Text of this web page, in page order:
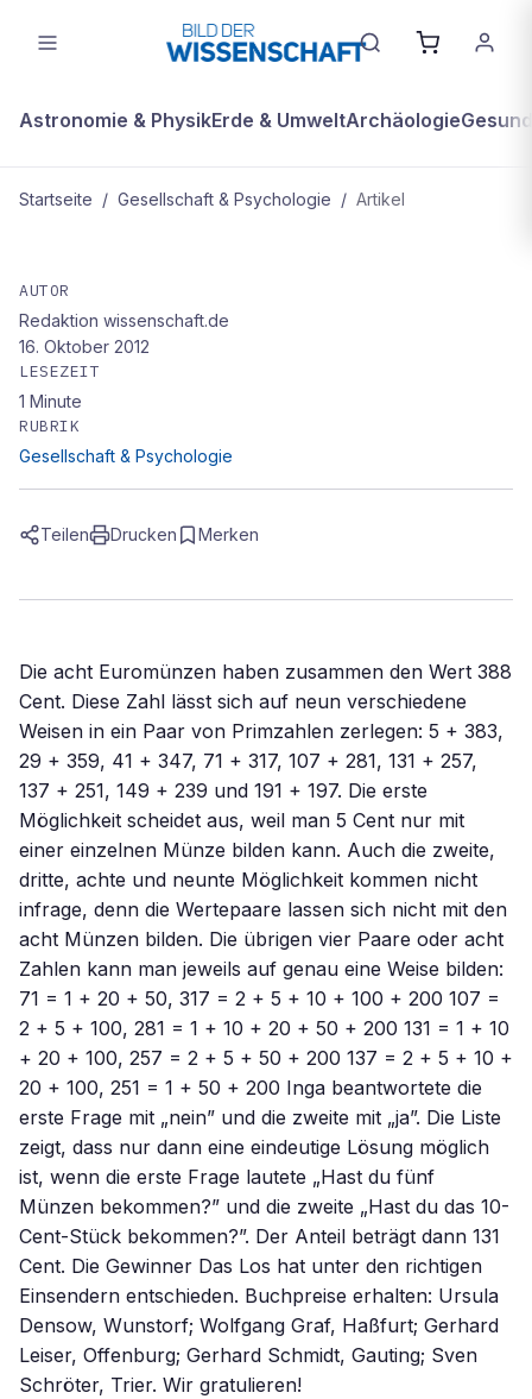
Astronomie & PhysikErde & UmweltArchäologie
Startseite / Gesellschaft & Psychologie / Artikel
Heinrich Hemmes Cogito – Die
Lösung des Juni-Preisrätsels
AUTOR
Redaktion wissenschaft.de
16. Oktober 2012
LESEZEIT
1 Minute
RUBRIK
Gesellschaft & Psychologie
Teilen Drucken Merken
Die acht Euromünzen haben zusammen den Wert 388
Cent. Diese Zahl lässt sich auf neun verschiedene
Weisen in ein Paar von Primzahlen zerlegen: 5 + 383,
29 + 359, 41 + 347, 71 + 317, 107 + 281, 131 + 257,
137 + 251, 149 + 239 und 191 + 197. Die erste
Möglichkeit scheidet aus, weil man 5 Cent nur mit
einer einzelnen Münze bilden kann. Auch die zweite,
dritte, achte und neunte Möglichkeit kommen nicht
infrage, denn die Wertepaare lassen sich nicht mit den
acht Münzen bilden. Die übrigen vier Paare oder acht
Zahlen kann man jeweils auf genau eine Weise bilden:
71 = 1 + 20 + 50, 317 = 2 + 5 + 10 + 100 + 200 107 =
2 + 5 + 100, 281 = 1 + 10 + 20 + 50 + 200 131 = 1 + 10
+ 20 + 100, 257 = 2 + 5 + 50 + 200 137 = 2 + 5 + 10 +
20 + 100, 251 = 1 + 50 + 200 Inga beantwortete die
erste Frage mit „nein” und die zweite mit „ja”. Die Liste
zeigt, dass nur dann eine eindeutige Lösung möglich
ist, wenn die erste Frage lautete „Hast du fünf
Münzen bekommen?” und die zweite „Hast du das 10-
Cent-Stück bekommen?”. Der Anteil beträgt dann 131
Cent. Die Gewinner Das Los hat unter den richtigen
Einsendern entschieden. Buchpreise erhalten: Ursula
Densow, Wunstorf; Wolfgang Graf, Haßfurt; Gerhard
Leiser, Offenburg; Gerhard Schmidt, Gauting; Sven
Schröter, Trier. Wir gratulieren!